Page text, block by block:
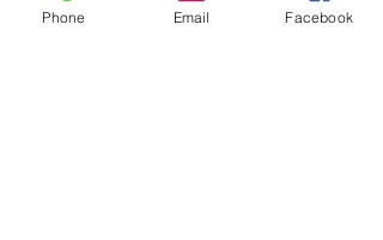
Ticket type
Phone Email Facebook